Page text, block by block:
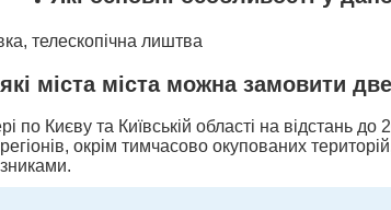
телескопічна лиштва
які міста міста можна замовити
по Києву та Київській області на відстань
окрім тимчасово окупованих